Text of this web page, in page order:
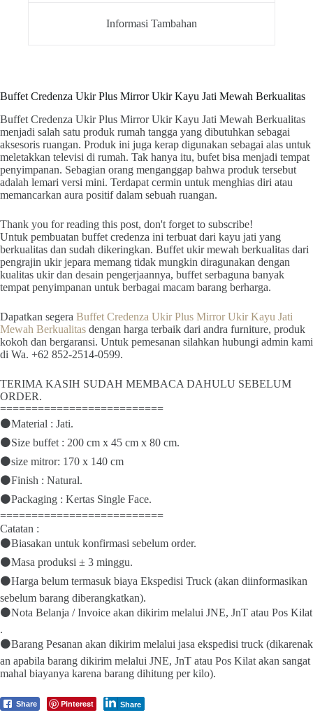
Informasi Tambahan
Buffet Credenza Ukir Plus Mirror Ukir Kayu Jati Mewah Berkualitas
Buffet Credenza Ukir Plus Mirror Ukir Kayu Jati Mewah Berkualitas
menjadi salah satu produk rumah tangga yang dibutuhkan sebagai
aksesoris ruangan. Produk ini juga kerap digunakan sebagai alas untuk
meletakkan televisi di rumah. Tak hanya itu, bufet bisa menjadi tempat
penyimpanan. Sebagian orang menganggap bahwa produk tersebut
adalah lemari versi mini. Terdapat cermin untuk menghias diri atau
memancarkan aura positif dalam sebuah ruangan.
Thank you for reading this post, don't forget to subscribe!
Untuk pembuatan buffet credenza ini terbuat dari kayu jati yang
berkualitas dan sudah dikeringkan. Buffet ukir mewah berkualitas dari
pengrajin ukir jepara memang tidak mungkin diragunakan dengan
kualitas ukir dan desain pengerjaannya, buffet serbaguna banyak
tempat penyimpanan untuk berbagai macam barang berharga.
Dapatkan segera Buffet Credenza Ukir Plus Mirror Ukir Kayu Jati
Mewah Berkualitas dengan harga terbaik dari andra furniture, produk
kokoh dan bergaransi. Untuk pemesanan silahkan hubungi admin kami
di Wa. +62 852-2514-0599.
TERIMA KASIH SUDAH MEMBACA DAHULU SEBELUM
ORDER.
==========================
⚫Material : Jati.
⚫Size buffet : 200 cm x 45 cm x 80 cm.
⚫size mitror: 170 x 140 cm
⚫Finish : Natural.
⚫Packaging : Kertas Single Face.
==========================
Catatan :
⚫Biasakan untuk konfirmasi sebelum order.
⚫Masa produksi ± 3 minggu.
⚫Harga belum termasuk biaya Ekspedisi Truck (akan diinformasikan
sebelum barang diberangkatkan).
⚫Nota Belanja / Invoice akan dikirim melalui JNE, JnT atau Pos Kilat
.
⚫Barang Pesanan akan dikirim melalui jasa ekspedisi truck (dikarenak
an apabila barang dikirim melalui JNE, JnT atau Pos Kilat akan sangat
mahal biayanya karena barang dihitung per kilo).
Share Pinterest Share